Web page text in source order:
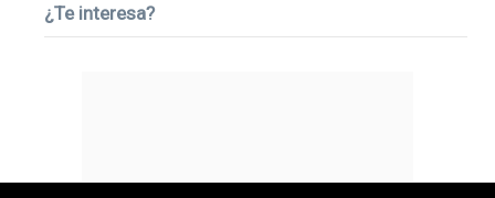
¿Te interesa?